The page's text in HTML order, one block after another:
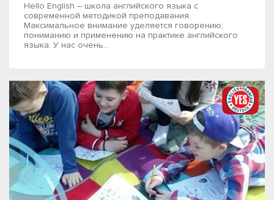
Hello English – школа английского языка с
современной методикой преподавания.
Максимальное внимание уделяется говорению,
пониманию и применению на практике английского
языка. У нас очень...